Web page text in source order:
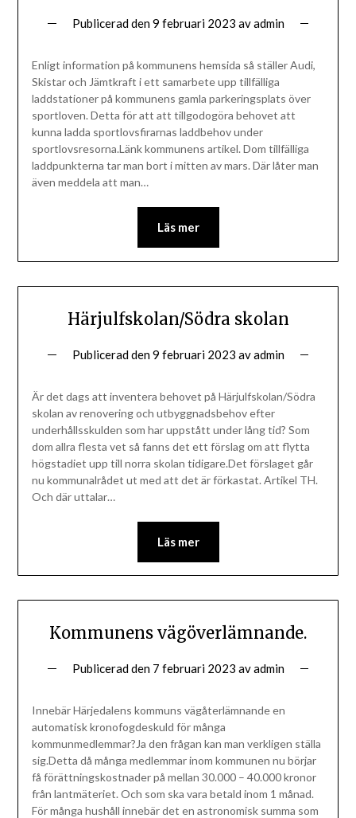
Publicerad den9 februari 2023 avadmin
Enligt information på kommunens hemsida så ställer Audi,
Skistar och Jämtkraft i ett samarbete upp tillfälliga
laddstationer på kommunens gamla parkeringsplats över
sportloven. Detta för att att tillgodogöra behovet att
kunna ladda sportlovsfirarnas laddbehov under
sportlovsresorna.Länk kommunens artikel. Dom tillfälliga
laddpunkterna tar man bort i mitten av mars. Där låter man
även meddela att man…
Läs mer
Härjulfskolan/Södra skolan
Publicerad den9 februari 2023 avadmin
Är det dags att inventera behovet på Härjulfskolan/Södra
skolan av renovering och utbyggnadsbehov efter
underhållsskulden som har uppstått under lång tid? Som
dom allra flesta vet så fanns det ett förslag om att flytta
högstadiet upp till norra skolan tidigare.Det förslaget går
nu kommunalrådet ut med att det är förkastat. Artikel TH.
Och där uttalar…
Läs mer
Kommunens vägöverlämnande.
Publicerad den 7 februari 2023 avadmin
Innebär Härjedalens kommuns vägåterlämnande en
automatisk kronofogdeskuld för många
kommunmedlemmar?Ja den frågan kan man verkligen ställa
sig.Detta då många medlemmar inom kommunen nu börjar
få förättningskostnader på mellan 30.000 – 40.000 kronor
från lantmäteriet. Och som ska vara betald inom 1 månad.
För många hushåll innebär det en astronomisk summa som